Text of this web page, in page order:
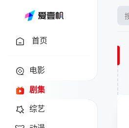
首页
电影
剧集
综艺